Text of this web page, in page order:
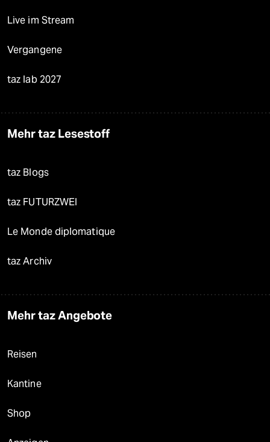
Live im Stream
Vergangene
taz lab 2027
Mehr taz Lesestoff
taz Blogs
taz FUTURZWEI
Le Monde diplomatique
taz Archiv
Mehr taz Angebote
Reisen
Kantine
Shop